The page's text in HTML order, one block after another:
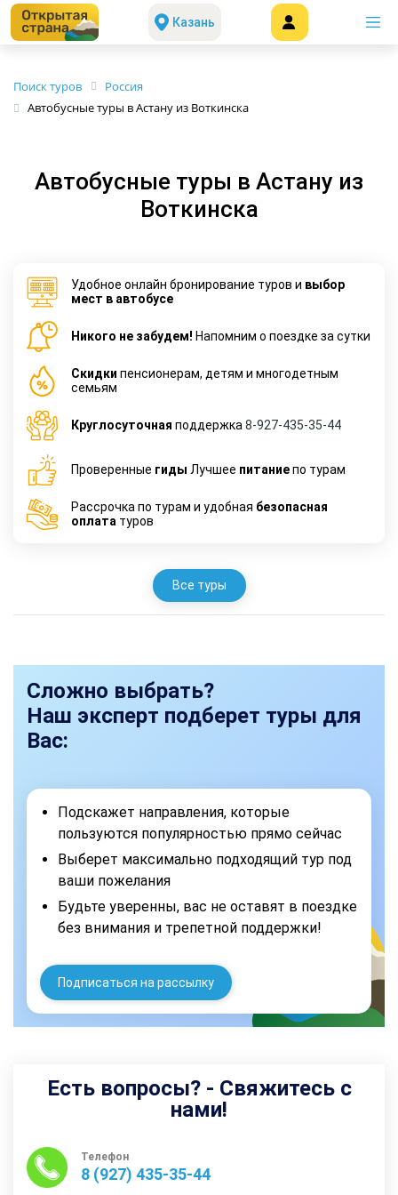
Казань
Поиск туров
Россия
Автобусные туры в Астану из Воткинска
Автобусные туры в Астану из
Воткинска
Удобное онлайн бронирование туров и выбор
мест в автобусе
Никого не забудем! Напомним о поездке за сутки
Cкидки пенсионерам, детям и многодетным
семьям
Круглосуточная поддержка 8-927-435-35-44
Проверенные гиды Лучшее питаниепо турам
Рассрочка по турам и удобная безопасная
оплата туров
Все туры
Сложно выбрать?
Наш эксперт подберет туры для
Вас:
Подскажет направления, которые
пользуются популярностью прямо сейчас
Выберет максимально подходящий тур под
ваши пожелания
Будьте уверенны, вас не оставят в поездке
без внимания и трепетной поддержки!
Подписаться на рассылку
Есть вопросы? - Свяжитесь с
нами!
Телефон
8 (927) 435-35-44